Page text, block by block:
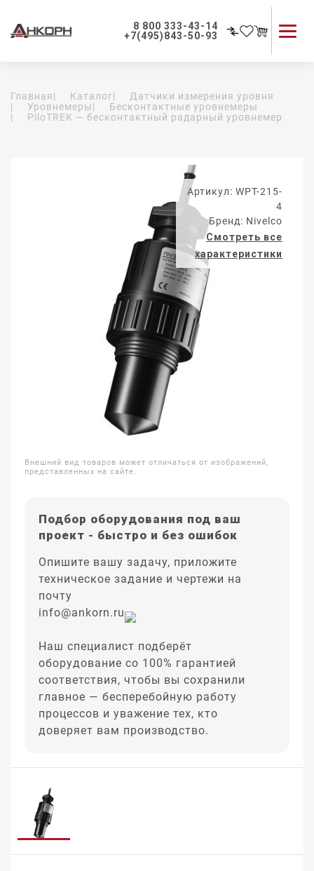
8 800 333-43-14
+7(495)843-50-93
Применение приборов
Как мы работаем
Главная| Каталог|
Датчики измерения уровня
|
Уровнемеры|
Бесконтактные уровнемеры
|
PiloTREK — бесконтактный радарный уровнемер
Артикул: WPT-215-
4
Бренд: Nivelco
Смотреть все
характеристики
Внешний вид товаров может отличаться от изображений,
представленных на сайте.
Подбор оборудования под ваш
проект - быстро и без ошибок
Опишите вашу задачу, приложите
техническое задание и чертежи на
почту
info@ankorn.ru
Наш специалист подберёт
оборудование со 100% гарантией
соответствия, чтобы вы сохранили
главное — бесперебойную работу
процессов и уважение тех, кто
доверяет вам производство.